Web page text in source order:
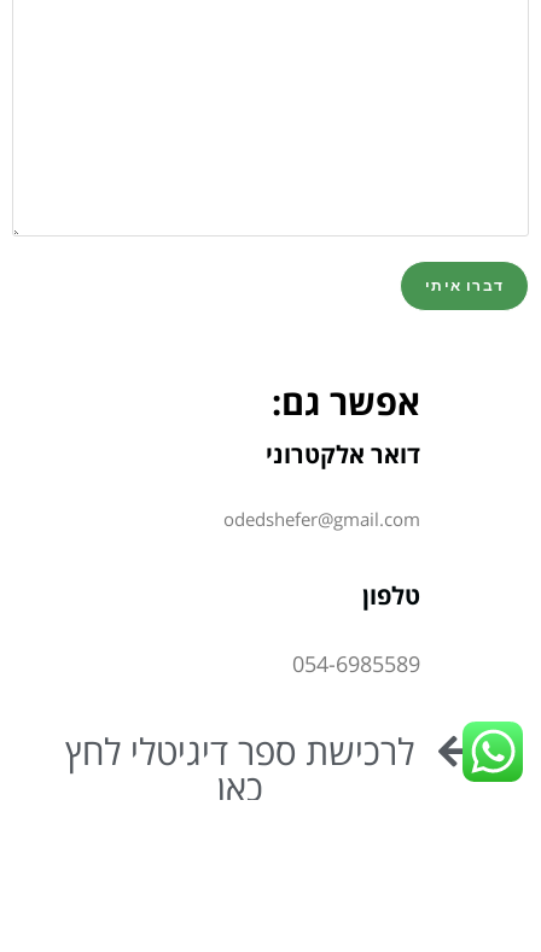
אפשר גם:
דואר אלקטרוני
odedshefer@gmail.com
טלפון
054-6985589
לרכישת ספר דיגיטלי לחץ
כאן